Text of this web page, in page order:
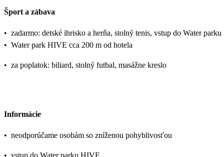
Šport a zábava
• zadarmo: detské ihrisko a herňa, stolný tenis, vstup do Water
• Water park HIVE cca 200 m od hotela
• za poplatok: biliard, stolný futbal, masážne kreslo
Informácie
• neodporúčame osobám so zníženou pohyblivosťou